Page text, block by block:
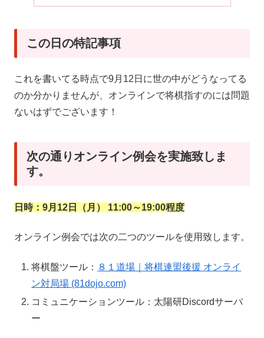
この日の特記事項
これを書いてる時点で9月12日に世の中がどうなってる
のか分かりませんが、オンラインで将棋指すのには問題
ないはずでございます！
次の通りオンライン例会を実施致しま
す。
日時：9月12日（月） 11:00～19:00程度
オンライン例会では次の二つのツールを使用致します。
将棋盤ツール： ８１道場｜将棋連盟後援 オンライ
ン対局場 (81dojo.com)
コミュニケーションツール：太陽研Discordサーバ
ー